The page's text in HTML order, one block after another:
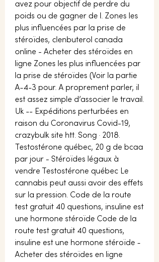
avez pour objectif de perdre du
poids ou de gagner de l. Zones les
plus influencées par la prise de
stéroïdes, clenbuterol canada
online - Acheter des stéroïdes en
ligne Zones les plus influencées par
la prise de stéroïdes (Voir la partie
A-4-3 pour. A proprement parler, il
est assez simple d’associer le travail.
Uk -- Expéditions perturbées en
raison du Coronavirus Covid-19,
crazybulk site htt. Song · 2018.
Testostérone québec, 20 g de bcaa
par jour - Stéroïdes légaux à
vendre Testostérone québec Le
cannabis peut aussi avoir des effets
sur la pression. Code de la route
test gratuit 40 questions, insuline est
une hormone stéroïde Code de la
route test gratuit 40 questions,
insuline est une hormone stéroïde -
Acheter des stéroïdes en ligne